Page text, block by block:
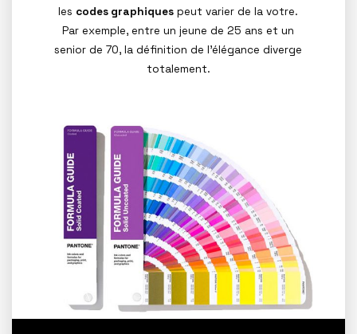
les codes graphiques peut varier de la votre.
Par exemple, entre un jeune de 25 ans et un
senior de 70, la définition de l’élégance diverge
totalement.